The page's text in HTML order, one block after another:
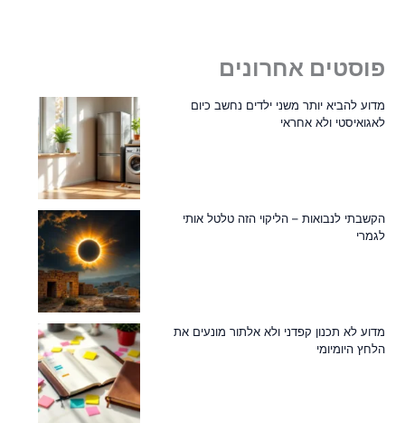
פוסטים אחרונים
מדוע להביא יותר משני ילדים נחשב כיום
לאגואיסטי ולא אחראי
הקשבתי לנבואות – הליקוי הזה טלטל אותי
לגמרי
מדוע לא תכנון קפדני ולא אלתור מונעים את
הלחץ היומיומי